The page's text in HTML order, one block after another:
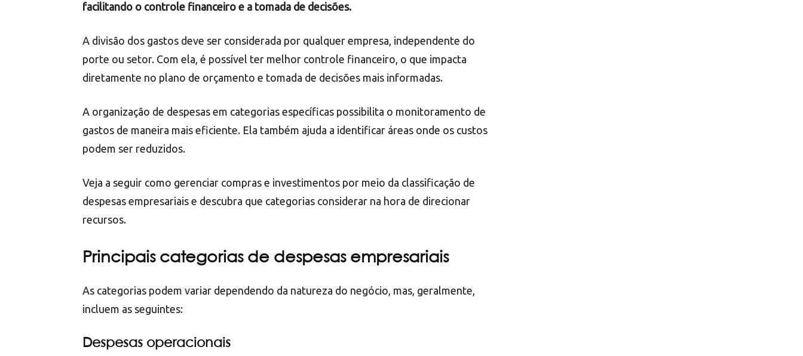
facilitando o controle financeiro e a tomada de decisões.
A divisão dos gastos deve ser considerada por qualquer empresa, independente do
porte ou setor. Com ela, é possível ter melhor controle financeiro, o que impacta
diretamente no plano de orçamento e tomada de decisões mais informadas.
A organização de despesas em categorias específicas possibilita o monitoramento de
gastos de maneira mais eficiente. Ela também ajuda a identificar áreas onde os custos
podem ser reduzidos.
Veja a seguir como gerenciar compras e investimentos por meio da classificação de
despesas empresariais e descubra que categorias considerar na hora de direcionar
recursos.
Principais categorias de despesas empresariais
As categorias podem variar dependendo da natureza do negócio, mas, geralmente,
incluem as seguintes:
Despesas operacionais